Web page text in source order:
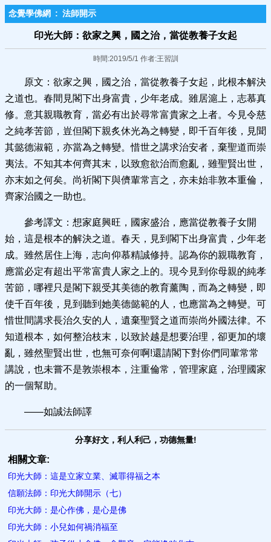
念覺學佛網 : 法師開示
印光大師：欲家之興，國之治，當從教養子女起
時間:2019/5/1 作者:王習訓
原文：欲家之興，國之治，當從教養子女起，此根本解決
之道也。春間見閣下出身富貴，少年老成。雖居滬上，志慕真
修。意其親職教育，當必有出於尋常富貴家之上者。今見令慈
之純孝苦節，豈但閣下親炙休光為之轉變，即千百年後，見聞
其懿德淑範，亦當為之轉變。惜世之講求治安者，棄聖道而崇
夷法。不知其本何齊其末，以致愈欲治而愈亂，雖聖賢出世，
亦末如之何矣。尚祈閣下與儕輩常言之，亦未始非敦本重倫，
齊家治國之一助也。
參考譯文：想家庭興旺，國家盛治，應當從教養子女開
始，這是根本的解決之道。春天，見到閣下出身富貴，少年老
成。雖然居住上海，志向仰慕精誠修持。認為你的親職教育，
應當必定有超出平常富貴人家之上的。現今見到你母親的純孝
苦節，哪裡只是閣下親受其美德的教育薰陶，而為之轉變，即
使千百年後，見到聽到她美德懿範的人，也應當為之轉變。可
惜世間講求長治久安的人，遺棄聖賢之道而崇尚外國法律。不
知道根本，如何整治枝末，以致於越是想要治理，卻更加的壞
亂，雖然聖賢出世，也無可奈何啊!還請閣下對你們同輩常常
講說，也未嘗不是敦崇根本，注重倫常，管理家庭，治理國家
的一個幫助。
——如誠法師譯
分享好文，利人利己，功德無量!
相關文章:
印光大師：這是立家立業、滅罪得福之本
信願法師：印光大師開示（七）
印光大師：是心作佛，是心是佛
印光大師：小兒如何禍消福至